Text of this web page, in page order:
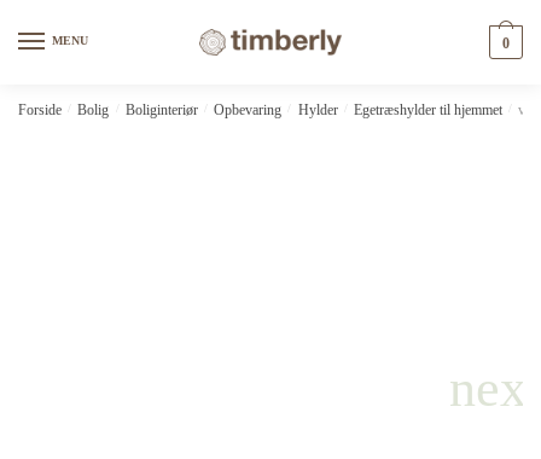
MENU 0
Forside Bolig Boliginteriør Opbevaring Hylder Egetræshylder til hjemmet